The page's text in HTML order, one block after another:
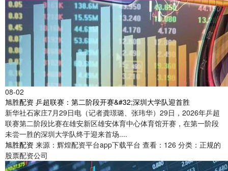
08-02
旭胜配资 乒超联赛：第二阶段开赛&#32;深圳大学队迎首胜
新华社石家庄7月29日电（记者龚璟璐、张玮华）29日，2026年乒超
联赛第二阶段比赛在雄安新区雄安体育中心体育馆开赛，在第一阶段
未尝一胜的深圳大学队终于迎来首场....
旭胜配资 来源：辉煌配资平台app下载平台 查看：126 分类：正规的
股票配资公司